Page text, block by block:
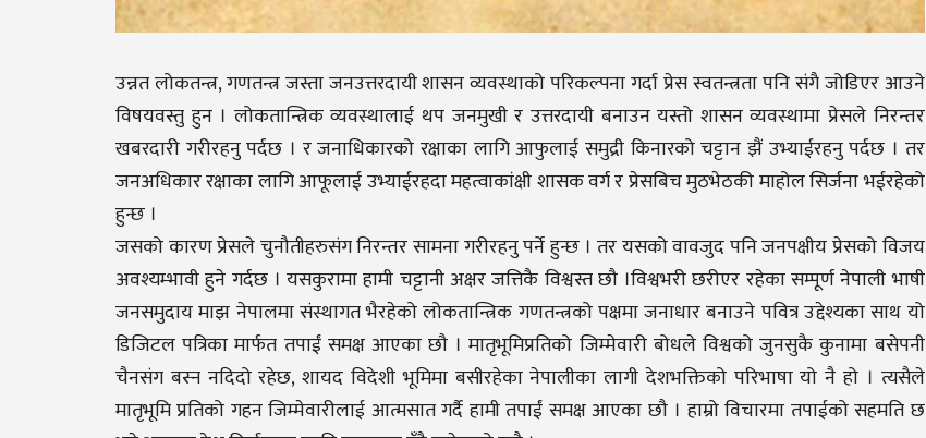
उन्नत लोकतन्त्र, गणतन्त्र जस्ता जनउत्तरदायी शासन व्यवस्थाको परिकल्पना गर्दा प्रेस स्वतन्त्रता पनि संगै जोडिएर आउने
विषयवस्तु हुन । लोकतान्त्रिक व्यवस्थालाई थप जनमुखी र उत्तरदायी बनाउन यस्तो शासन व्यवस्थामा प्रेसले निरन्तर
खबरदारी गरीरहनु पर्दछ । र जनाधिकारको रक्षाका लागि आफुलाई समुद्री किनारको चट्टान झैं उभ्याईरहनु पर्दछ । तर
जनअधिकार रक्षाका लागि आफूलाई उभ्याईरहदा महत्वाकांक्षी शासक वर्ग र प्रेसबिच मुठभेठकी माहोल सिर्जना भईरहेको
हुन्छ ।
जसको कारण प्रेसले चुनौतीहरुसंग निरन्तर सामना गरीरहनु पर्ने हुन्छ । तर यसको वावजुद पनि जनपक्षीय प्रेसको विजय
अवश्यम्भावी हुने गर्दछ । यसकुरामा हामी चट्टानी अक्षर जत्तिकै विश्वस्त छौ ।विश्वभरी छरीएर रहेका सम्पूर्ण नेपाली भाषी
जनसमुदाय माझ नेपालमा संस्थागत भैरहेको लोकतान्त्रिक गणतन्त्रको पक्षमा जनाधार बनाउने पवित्र उद्देश्यका साथ यो
डिजिटल पत्रिका मार्फत तपाईं समक्ष आएका छौ । मातृभूमिप्रतिको जिम्मेवारी बोधले विश्वको जुनसुकै कुनामा बसेपनी
चैनसंग बस्न नदिदो रहेछ, शायद विदेशी भूमिमा बसीरहेका नेपालीका लागी देशभक्तिको परिभाषा यो नै हो । त्यसैले
मातृभूमि प्रतिको गहन जिम्मेवारीलाई आत्मसात गर्दै हामी तपाईं समक्ष आएका छौ । हाम्रो विचारमा तपाईको सहमति छ